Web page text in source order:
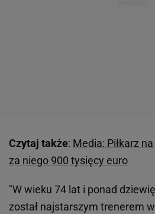
Czytaj także: Media: Piłkarz
za niego 900 tysięcy euro
"W wieku 74 lat i ponad
został najstarszym trenerem